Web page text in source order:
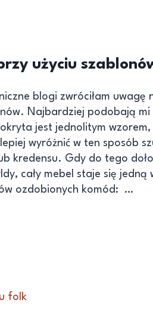
użyciu
blogi zwróciłam uwagę
Najbardziej podobają mi
jest jednolitym wzorem,
wyróżnić w ten sposób
kredensu. Gdy do tego
cały mebel staje się jedną
ozdobionych komód: …